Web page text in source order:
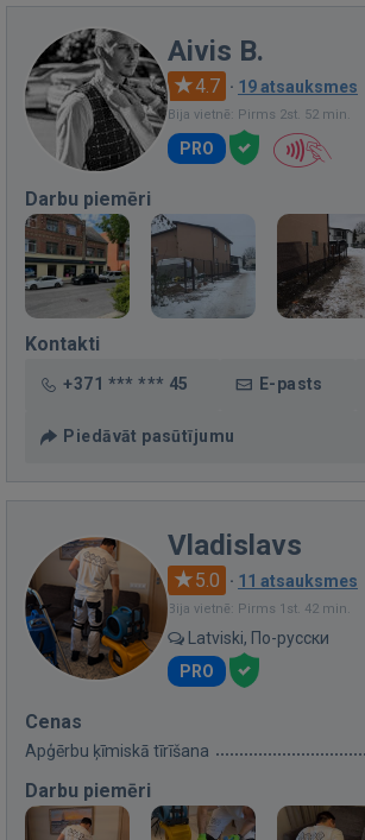
Aivis B.
4.7 · 19 atsauksmes
Bija vietnē: Pirms 2st. 52 min.
PRO
Darbu piemēri
Kontakti
+371 *** *** 45 E-pasts
Piedāvāt pasūtījumu
Vladislavs
5.0 · 11 atsauksmes
Bija vietnē: Pirms 1st. 42 min.
Latviski, По-русски
PRO
Cenas
Apģērbu ķīmiskā tīrīšana
Darbu piemēri